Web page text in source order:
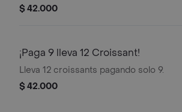
Croissants y Galletas.
$ 42.000
¡Paga 9 lleva 12 Croissant!
Lleva 12 croissants pagando solo 9.
$ 42.000